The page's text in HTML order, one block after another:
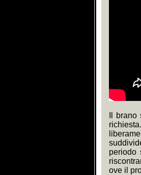
Il
periodo
ove il